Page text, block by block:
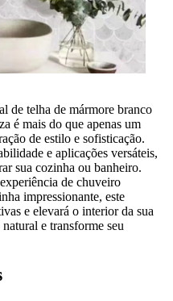
de telha de mármore branco
é mais do que apenas um
de estilo e sofisticação.
e aplicações versáteis,
sua cozinha ou banheiro.
de chuveiro
impressionante, este
e elevará o interior da sua
e transforme seu